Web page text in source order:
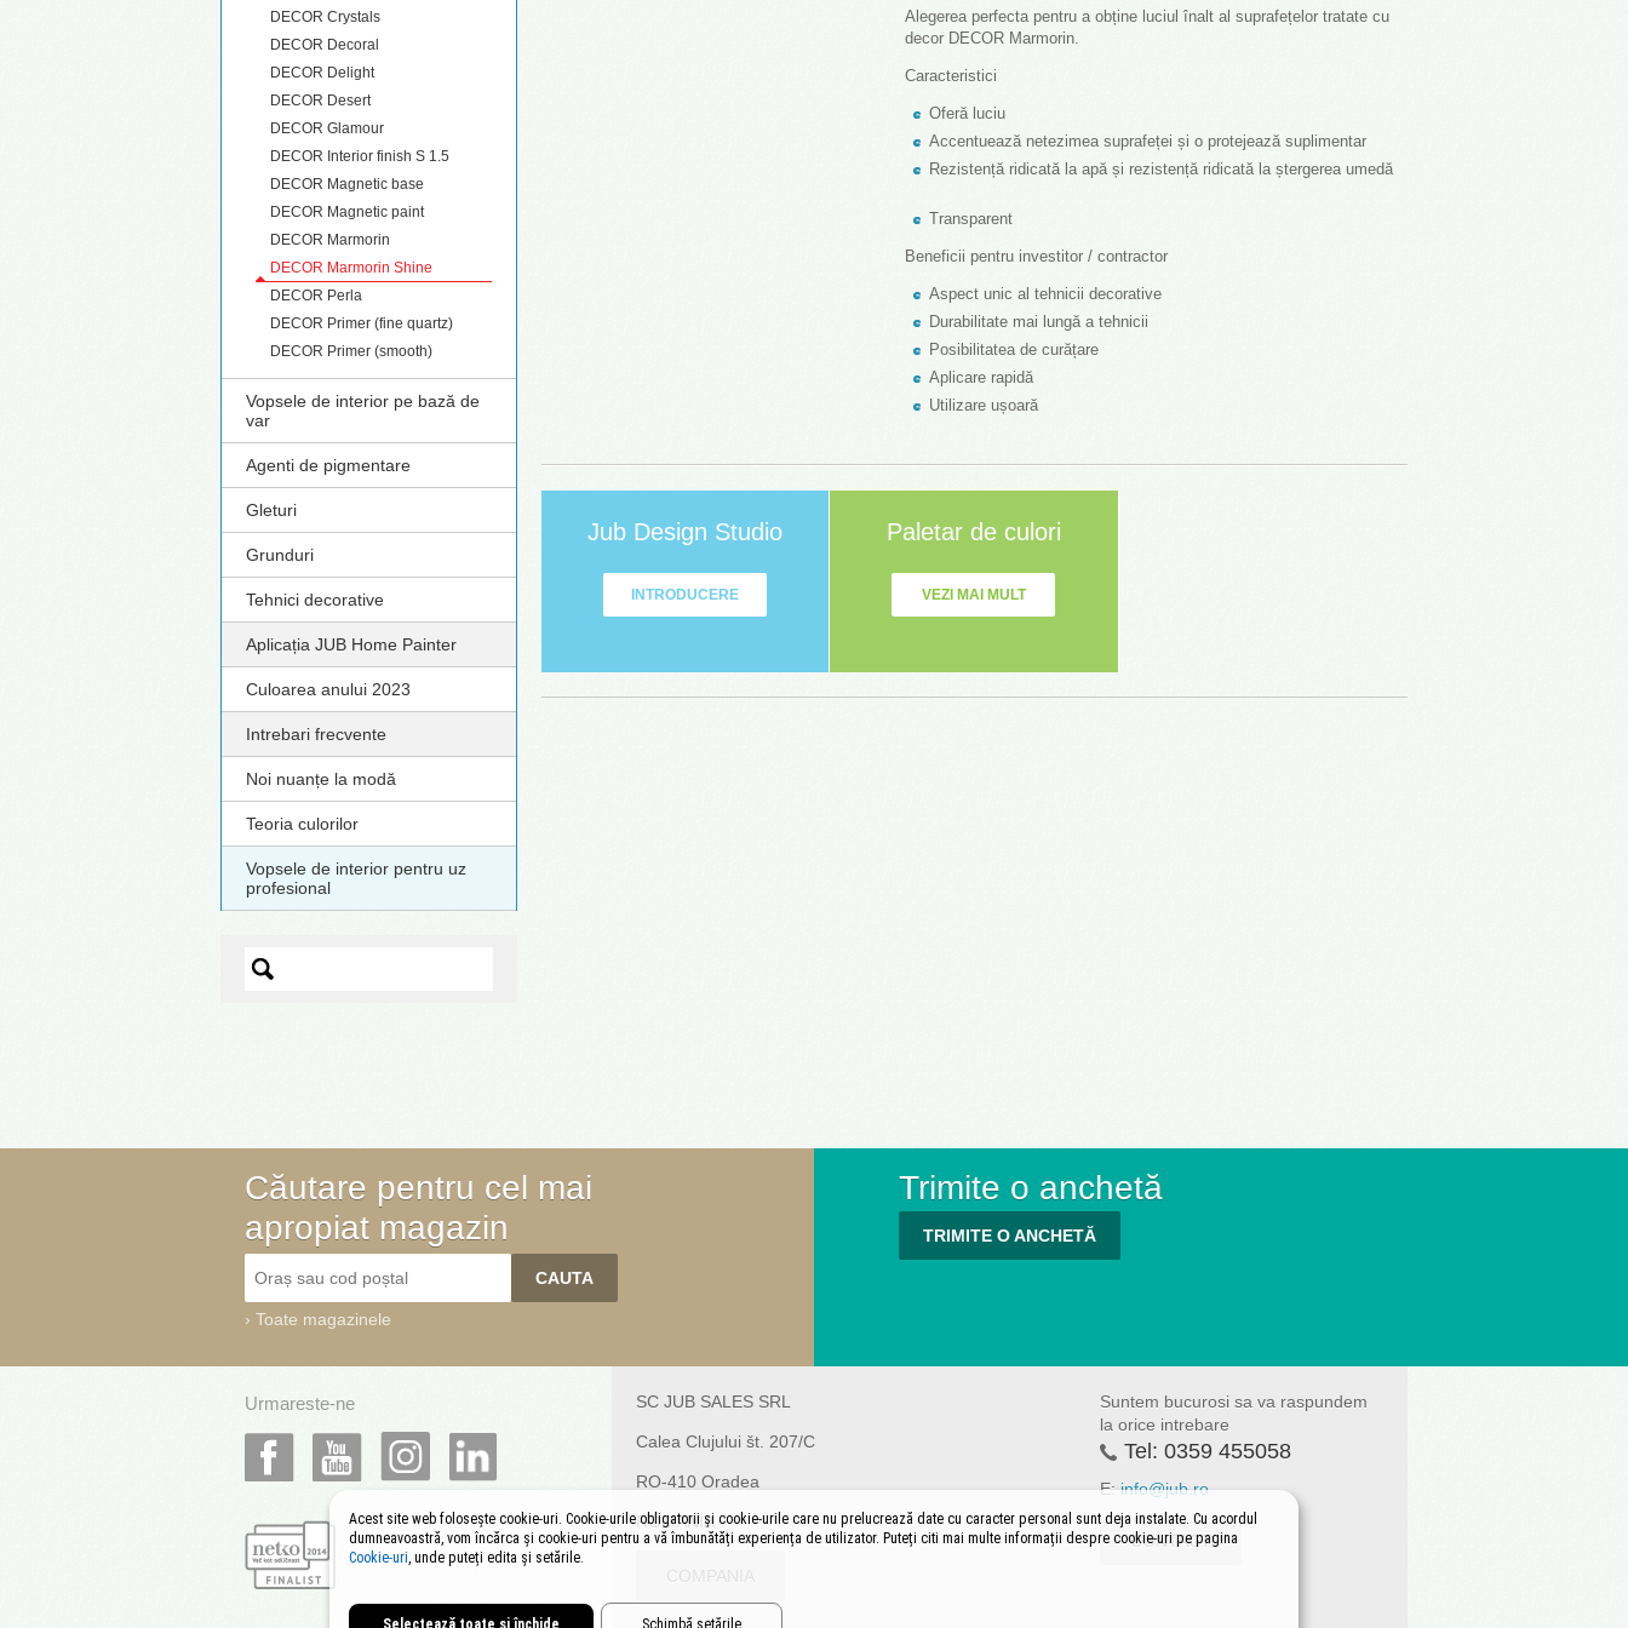
DECOR Crystals
DECOR Decoral
DECOR Delight
DECOR Desert
DECOR Glamour
DECOR Interior finish S 1.5
DECOR Magnetic base
DECOR Magnetic paint
DECOR Marmorin
DECOR Marmorin Shine
DECOR Perla
DECOR Primer (fine quartz)
DECOR Primer (smooth)
Vopsele de interior pe bază de
var
Agenti de pigmentare
Gleturi
Grunduri
Tehnici decorative
Aplicația JUB Home Painter
Culoarea anului 2023
Intrebari frecvente
Noi nuanțe la modă
Teoria culorilor
Vopsele de interior pentru uz
profesional
Alegerea perfecta pentru a obține luciul înalt al suprafețelor tratate cu
decor DECOR Marmorin.
Caracteristici
Oferă luciu
Accentuează netezimea suprafeței și o protejează suplimentar
Rezistență ridicată la apă și rezistență ridicată la ștergerea umedă
Transparent
Beneficii pentru investitor / contractor
Aspect unic al tehnicii decorative
Durabilitate mai lungă a tehnicii
Posibilitatea de curățare
Aplicare rapidă
Utilizare ușoară
Jub Design Studio
INTRODUCERE
Paletar de culori
VEZI MAI MULT
Căutare pentru cel mai
apropiat magazin
› Toate magazinele
Trimite o anchetă
TRIMITE O ANCHETĂ
Urmareste-ne SC JUB SALES SRL
Calea Clujului št. 207/C
RO-410 Oradea
ROMANIA
COMPANIA
Suntem bucurosi sa va raspundem
la orice intrebare
Tel: 0359 455058
E:info@jub.ro
CONTACT
Acest site web folosește cookie-uri. Cookie-urile obligatorii și cookie-urile care nu prelucrează date cu caracter personal sunt deja instalate. Cu acordul
dumneavoastră, vom încărca și cookie-uri pentru a vă îmbunătăți experiența de utilizator. Puteți citi mai multe informații despre cookie-uri pe pagina
Cookie-uri, unde puteți edita și setările.
Schimbă setările
Selectează toate și închide